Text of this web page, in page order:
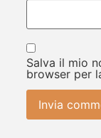
Salva il mio
browser per